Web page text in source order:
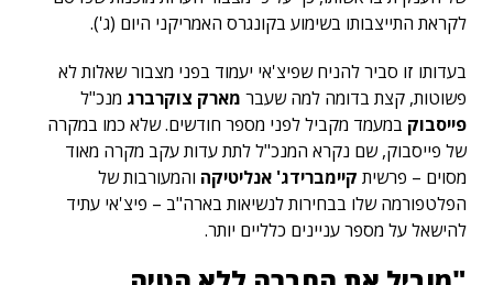
לקראת התייצבותו בשימוע בקונגרס האמריקני היום (ג').
בעדותו זו סביר להניח שפיצ'אי יעמוד בפני מצבור שאלות לא
פשוטות, קצת בדומה למה שעבר מארק צוקרברג מנכ"ל
פייסבוק במעמד מקביל לפני מספר חודשים. שלא כמו במקרה
של פייסבוק, שם נקרא המנכ"ל לתת עדות עקב מקרה מאוד
מסוים – פרשית קיימברידג' אנליטיקה והמעורבות של
הפלטפורמה שלו בבחירות לנשיאות בארה"ב – פיצ'אי עתיד
להישאל על מספר עניינים כלליים יותר.